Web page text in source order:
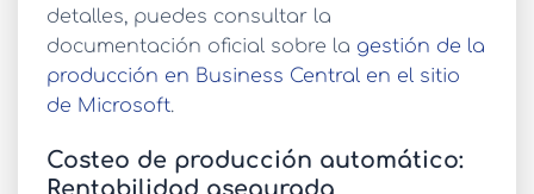
detalles, puedes consultar la
documentación oficial sobre la gestión de la
producción en Business Central en el sitio
de Microsoft.
Costeo de producción automático:
Rentabilidad asegurada